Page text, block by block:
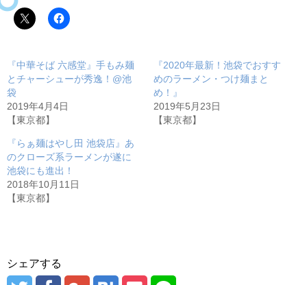
『中華そば 六感堂』手もみ麺
とチャーシューが秀逸！@池
袋
2019年4月4日
【東京都】
『2020年最新！池袋でおすす
めのラーメン・つけ麺まと
め！』
2019年5月23日
【東京都】
『らぁ麺はやし田 池袋店』あ
のクローズ系ラーメンが遂に
池袋にも進出！
2018年10月11日
【東京都】
シェアする